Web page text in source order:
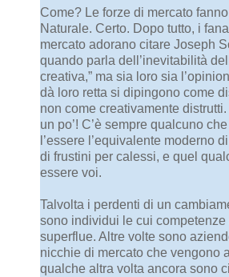
Come? Le forze di mercato
Naturale. Certo. Dopo tutto, i
mercato adorano citare Joseph
quando parla dell’inevitabilità
creativa,” ma sia loro sia
dà loro retta si dipingono come
non come creativamente
un po’! C’è sempre qualcuno
l’essere l’equivalente moderno
di frustini per calessi, e quel
essere voi.
Talvolta i perdenti di un
sono individui le cui competenze
superflue. Altre volte sono
nicchie di mercato che vengono
qualche altra volta ancora sono